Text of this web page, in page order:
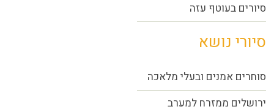
סיורים בעוטף עזה
סיורי נושא
סוחרים אמנים ובעלי מלאכה
ירושלים ממזרח למערב